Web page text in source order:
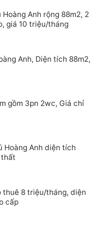
Anh rộng 88m2, 2
giá 10 triệu/tháng
Anh, Diện tích 88m2,
gồm 3pn 2wc, Giá chỉ
Hoàng Anh diện tích
thất
thuê 8 triệu/tháng, diện
cấp